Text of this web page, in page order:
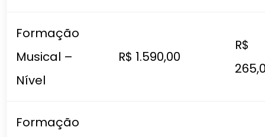
Formação
Musical –
Nível
R$ 1.590,00
R$
Formação